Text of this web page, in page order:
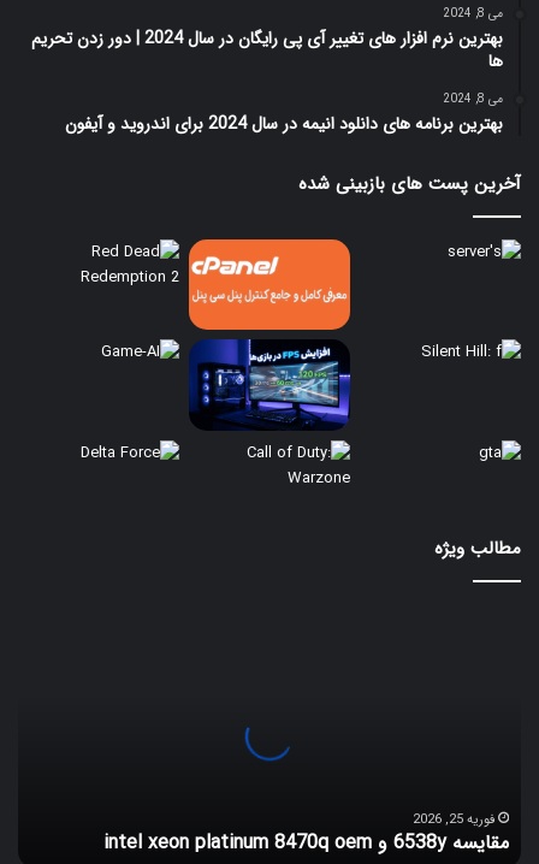
می 8, 2024
بهترین نرم افزار های تغییر آی پی رایگان در سال 2024 | دور زدن تحریم
ها
می 8, 2024
بهترین برنامه های دانلود انیمه در سال 2024 برای اندروید و آیفون
آخرین پست های بازبینی شده
مطالب ویژه
فوریه 25, 2026
مقایسه 6538y و intel xeon platinum 8470q oem